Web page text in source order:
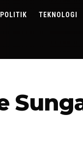
POLITIK TEKNOLOGI